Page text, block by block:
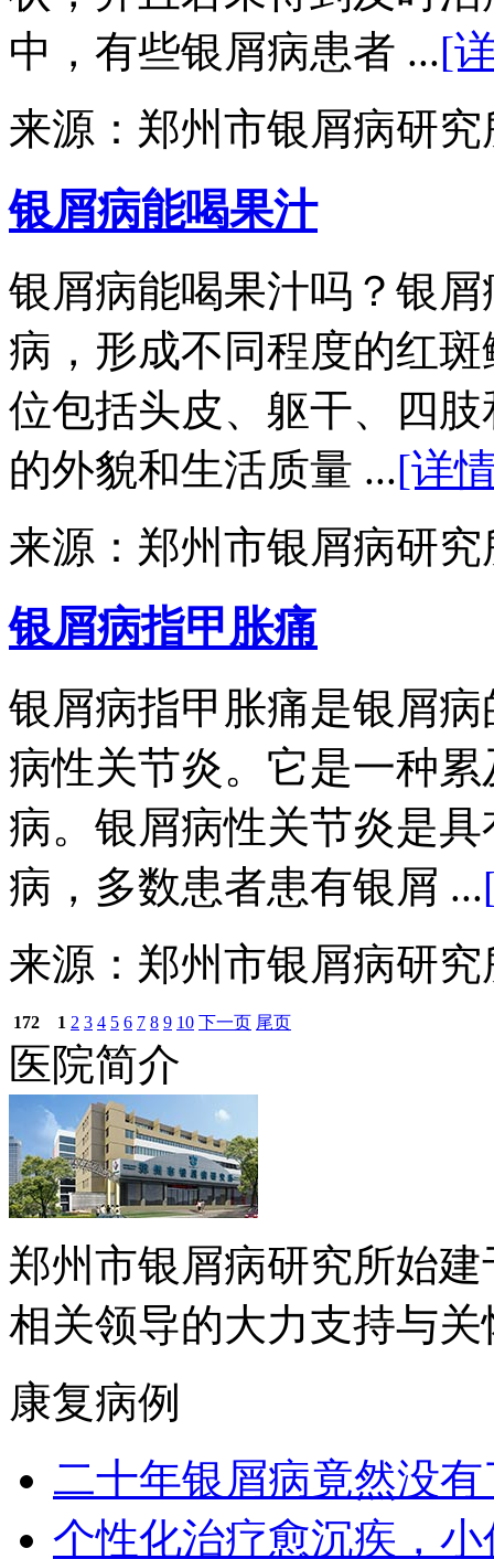
中，有些银屑病患者 ...[
来源：郑州市银屑病研
银屑病能喝果汁
银屑病能喝果汁吗？银
病，形成不同程度的红
位包括头皮、躯干、四
的外貌和生活质量 ...[详
来源：郑州市银屑病研
银屑病指甲胀痛
银屑病指甲胀痛是银屑
病性关节炎。它是一种
病。银屑病性关节炎是
病，多数患者患有银屑 ...
来源：郑州市银屑病研
172 1 2 3 4 5 6 7 8 9 10 下一页 尾页
医院简介
郑州市银屑病研究所始
相关领导的大力支持与
康复病例
二十年银屑病竟然没
个性化治疗愈沉疾，